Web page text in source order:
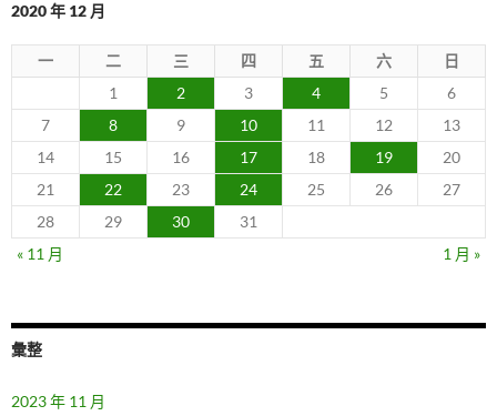
2020 年 12 月
一 二 三 四 五 六
日
1
2 3 4 5
6
7
8 9 10 11 12
13
14
15 16 17 18 19
20
21
22 23 24 25 26
27
28
29 30
31
« 11 月
1 月 »
彙整
2023 年 11 月